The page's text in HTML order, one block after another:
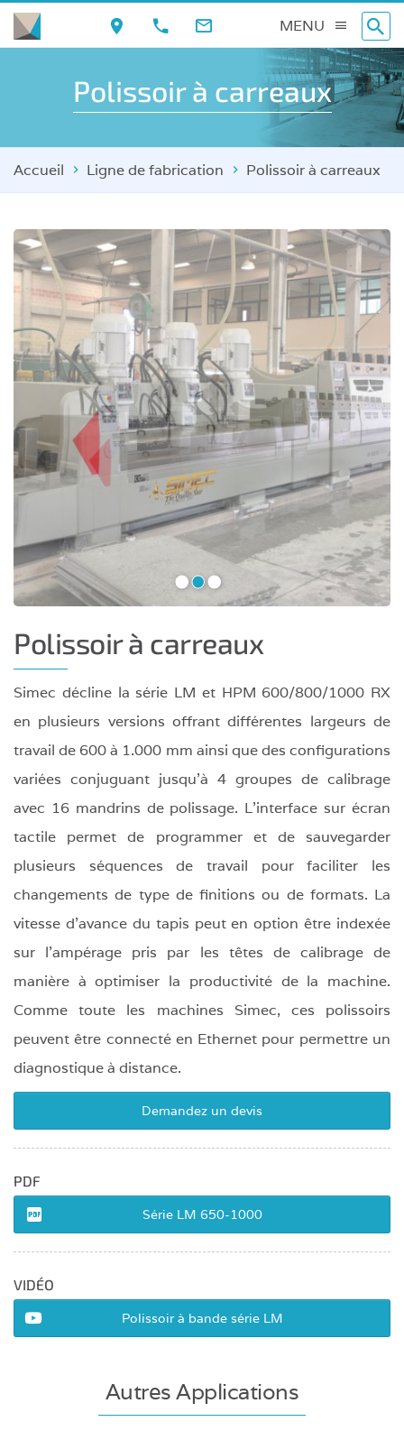
Aller
au
MENU
Polissoir à carreaux
Accueil Ligne de fabrication Polissoir à carreaux
•••
Polissoir à carreaux
Simec décline la série LM et HPM 600/800/1000 RX
en plusieurs versions offrant différentes largeurs de
travail de 600 à 1.000 mm ainsi que des configurations
variées conjuguant jusqu’à 4 groupes de calibrage
avec 16 mandrins de polissage. L'interface sur écran
tactile permet de programmer et de sauvegarder
plusieurs séquences de travail pour faciliter les
changements de type de finitions ou de formats. La
vitesse d'avance du tapis peut en option être indexée
sur l'ampérage pris par les têtes de calibrage de
manière à optimiser la productivité de la machine.
Comme toute les machines Simec, ces polissoirs
peuvent être connecté en Ethernet pour permettre un
diagnostique à distance.
Demandez un devis
PDF
Série LM 650-1000
VIDÉO
Polissoir à bande série LM
Autres Applications